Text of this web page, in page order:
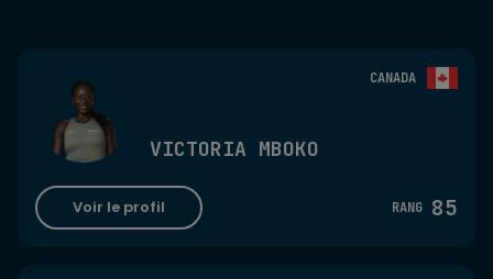
CANADA
VICTORIA MBOKO
Voir le profil RANG 85